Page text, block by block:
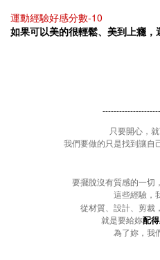
運動經驗好感分數-10
如果可以美的很輕鬆、美到上癮，
只要開心，就
我們要做的只是找到讓自
要擺脫沒有質感的一切
這些經驗，
從材質、設計、剪裁，
就是要給妳配
為了妳，我